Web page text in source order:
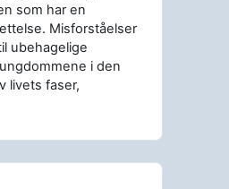
som har en
Misforståelser
ubehagelige
i den
livets faser,